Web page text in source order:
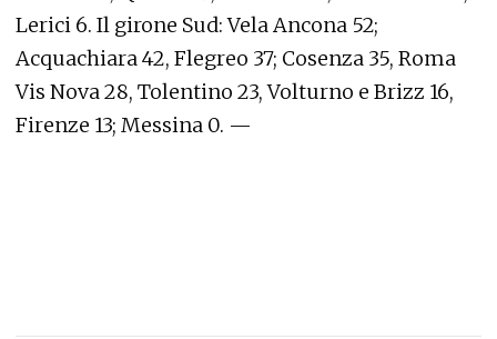
Lerici 6. Il girone Sud: Vela Ancona 52;
Acquachiara 42, Flegreo 37; Cosenza 35, Roma
Vis Nova 28, Tolentino 23, Volturno e Brizz 16,
Firenze 13; Messina 0. —